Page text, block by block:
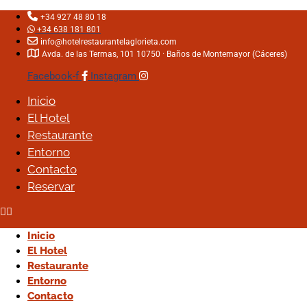
+34 927 48 80 18
+34 638 181 801
info@hotelrestaurantelaglorieta.com
Avda. de las Termas, 101 10750 · Baños de Montemayor (Cáceres)
Facebook-f Instagram
Inicio
El Hotel
Restaurante
Entorno
Contacto
Reservar
Inicio
El Hotel
Restaurante
Entorno
Contacto
Inicio
El Hotel
Restaurante
Entorno
Contacto
Reservar
Inicio
El Hotel
Restaurante
Entorno
Contacto